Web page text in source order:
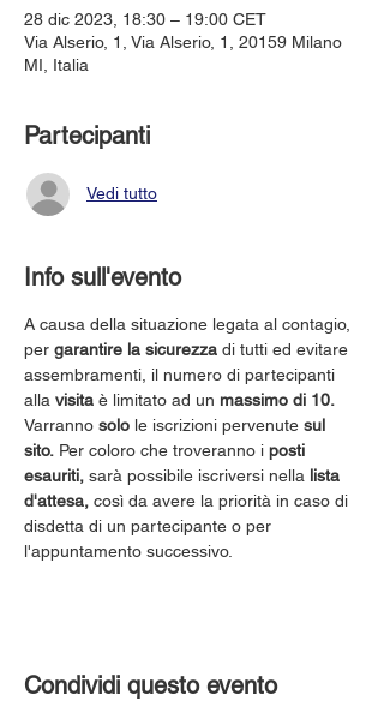
28 dic 2023, 18:30 – 19:00 CET
Via Alserio, 1, Via Alserio, 1, 20159 Milano
MI, Italia
Partecipanti
Vedi tutto
Info sull'evento
A causa della situazione legata al contagio,
per garantire la sicurezza di tutti ed evitare
assembramenti, il numero di partecipanti
alla visita è limitato ad un massimo di 10.
Varranno solo le iscrizioni pervenute sul
sito. Per coloro che troveranno i posti
esauriti, sarà possibile iscriversi nella lista
d'attesa, così da avere la priorità in caso di
disdetta di un partecipante o per
l'appuntamento successivo.
Condividi questo evento